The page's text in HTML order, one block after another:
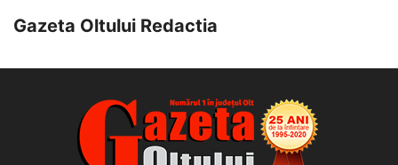
Gazeta Oltului Redactia